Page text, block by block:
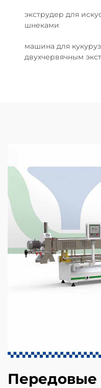
экструдер для
шнеками
машина для
двухчервячным
Передовые